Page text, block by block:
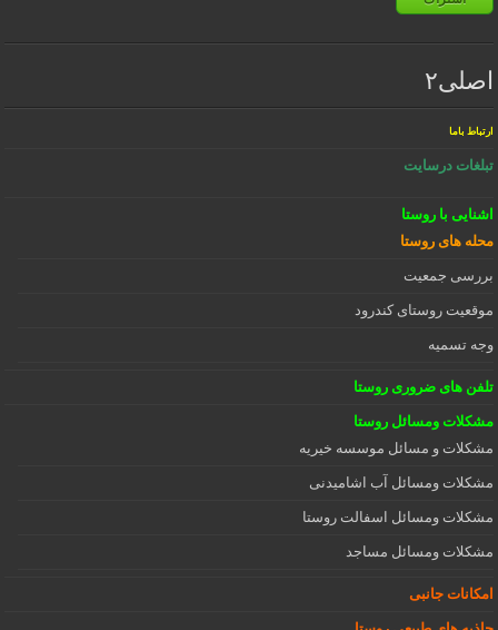
اصلی۲
ارتباط باما
تبلغات درسایت
اشنایی با روستا
محله های روستا
بررسی جمعیت
موقعیت روستای کندرود
وجه تسمیه
تلفن های ضروری روستا
مشکلات ومسائل روستا
مشکلات و مسائل موسسه خیریه
مشکلات ومسائل آب اشامیدنی
مشکلات ومسائل اسفالت روستا
مشکلات ومسائل مساجد
امکانات جانبی